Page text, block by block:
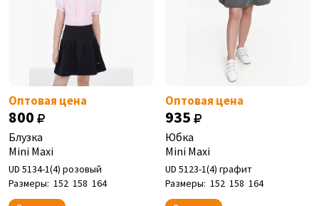
Оптовая цена
800
Блузка
Mini Maxi
UD 5134-1(4) розовый
Размеры: 152 158 164
Оптовая цена
935
Юбка
Mini Maxi
UD 5123-1(4) графит
Размеры: 152 158 164